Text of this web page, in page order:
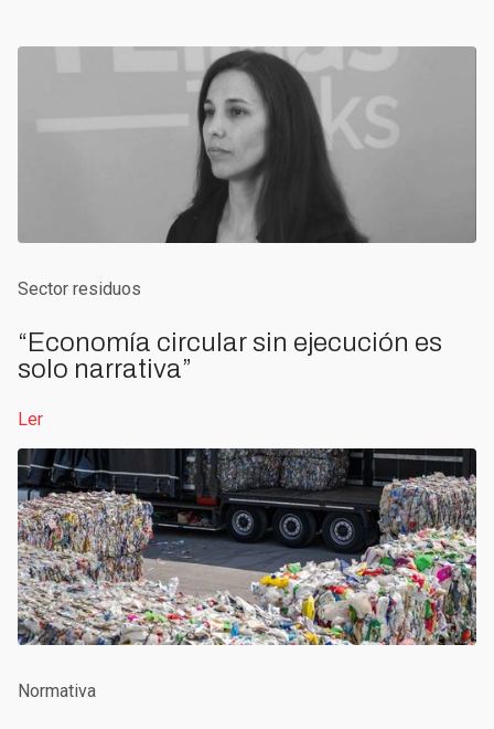
Sector residuos
“Economía circular sin ejecución es
solo narrativa”
Ler
Normativa